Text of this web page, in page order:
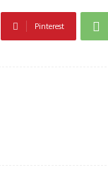
Pinterest